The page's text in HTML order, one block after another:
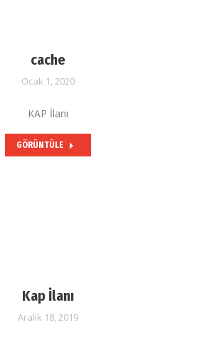
cache
Ocak 1, 2020
KAP İlanı
GÖRÜNTÜLE
Kap İlanı
Aralık 18, 2019